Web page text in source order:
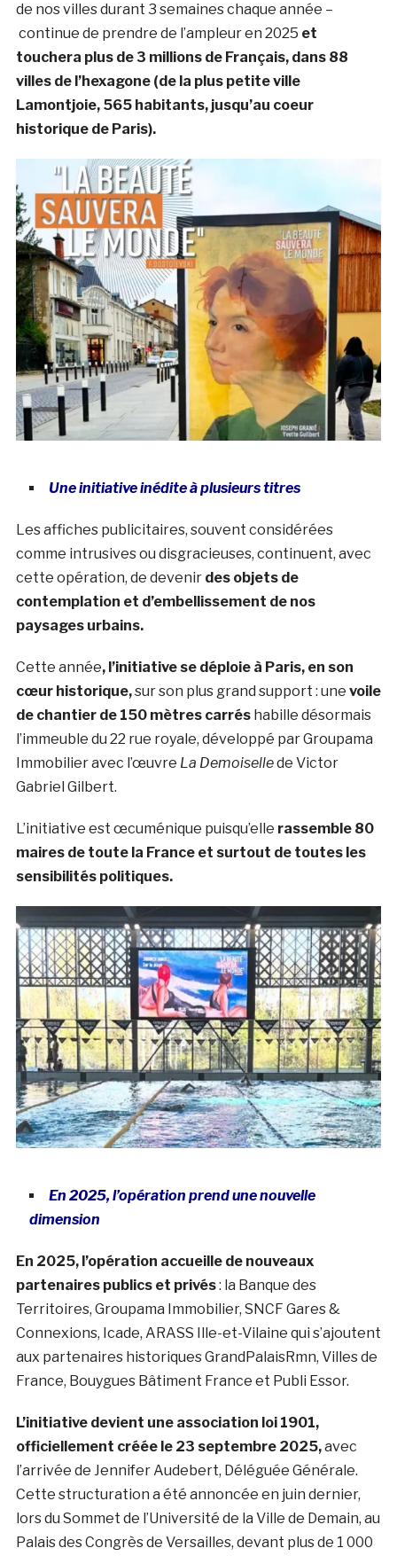
de nos villes durant 3 semaines chaque année –
continue de prendre de l’ampleur en 2025 et
touchera plus de 3 millions de Français, dans 88
villes de l’hexagone (de la plus petite ville
Lamontjoie, 565 habitants, jusqu’au coeur
historique de Paris).
Une initiative inédite à plusieurs titres
Les affiches publicitaires, souvent considérées
comme intrusives ou disgracieuses, continuent, avec
cette opération, de devenir des objets de
contemplation et d’embellissement de nos
paysages urbains.
Cette année, l’initiative se déploie à Paris, en son
cœur historique,sur son plus grand support : une voile
de chantier de 150 mètres carréshabille désormais
l’immeuble du 22 rue royale, développé par Groupama
Immobilier avec l’œuvre La Demoisellede Victor
Gabriel Gilbert.
L’initiative est œcuménique puisqu’elle rassemble 80
maires de toute la France et surtout de toutes les
sensibilités politiques.
En 2025, l’opération prend une nouvelle
dimension
En 2025, l’opération accueille de nouveaux
partenaires publics et privés: la Banque des
Territoires, Groupama Immobilier, SNCF Gares &
Connexions, Icade, ARASS Ille-et-Vilaine qui s’ajoutent
aux partenaires historiques GrandPalaisRmn, Villes de
France, Bouygues Bâtiment France et Publi Essor.
L’initiative devient une association loi 1901,
officiellement créée le 23 septembre 2025,avec
l’arrivée de Jennifer Audebert, Déléguée Générale.
Cette structuration a été annoncée en juin dernier,
lors du Sommet de l’Université de la Ville de Demain, au
Palais des Congrès de Versailles, devant plus de 1 000